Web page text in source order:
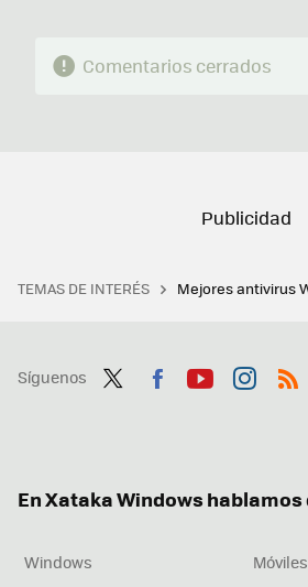
Comentarios cerrados
TEMAS DE INTERÉS Mejores antivirus
Síguenos
En Xataka Windows hablamos
Windows
Móviles